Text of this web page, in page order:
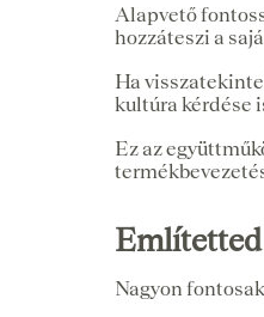
Alapvető
hozzáteszi a
Ha
kultúra kérdése
Ez az
Említetted
Nagyon